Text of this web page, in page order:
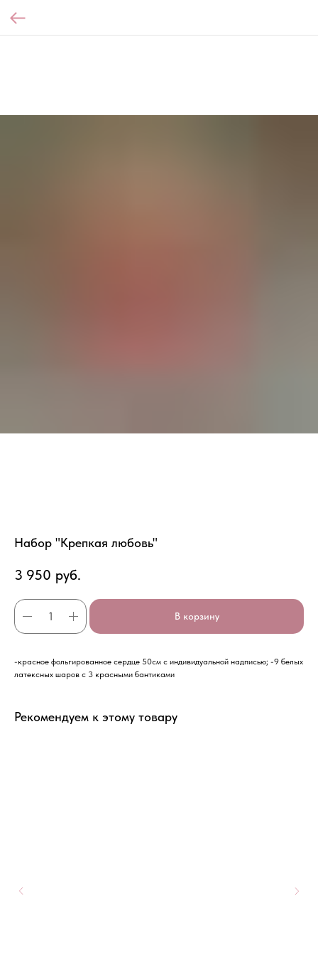
Набор "Крепкая любовь"
3 950 руб.
В корзину
-красное фольгированное сердце 50см с индивидуальной надписью; -9 белых
латексных шаров с 3 красными бантиками
Рекомендуем к этому товару